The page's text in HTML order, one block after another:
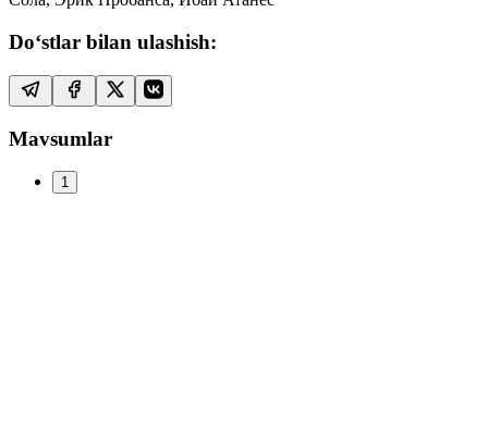
Do‘stlar bilan ulashish:
Mavsumlar
1